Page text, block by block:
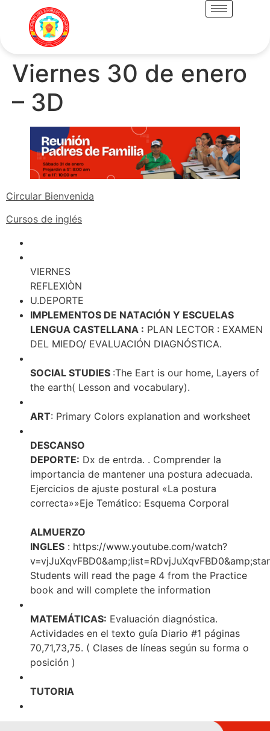
Viernes 30 de enero
– 3D
Circular Bienvenida
Cursos de inglés
VIERNES
REFLEXIÒN
U.DEPORTE
IMPLEMENTOS DE NATACIÓN Y ESCUELAS
LENGUA CASTELLANA : PLAN LECTOR : EXAMEN
DEL MIEDO/ EVALUACIÓN DIAGNÓSTICA.
SOCIAL STUDIES :The Eart is our home, Layers of
the earth( Lesson and vocabulary).
ART: Primary Colors explanation and worksheet
DESCANSO
DEPORTE: Dx de entrda. . Comprender la
importancia de mantener una postura adecuada.
Ejercicios de ajuste postural «La postura
correcta»»Eje Temático: Esquema Corporal
ALMUERZO
INGLES : https://www.youtube.com/watch?
Students will read the page 4 from the Practice
book and will complete the information
MATEMÁTICAS: Evaluación diagnóstica.
Actividades en el texto guía Diario #1 páginas
70,71,73,75. ( Clases de líneas según su forma o
posición )
TUTORIA